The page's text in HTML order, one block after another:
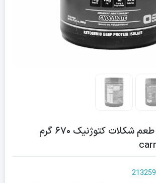
پودر پروتئین طعم شکلات کتوژنیک ۶۷۰ گرم
213259